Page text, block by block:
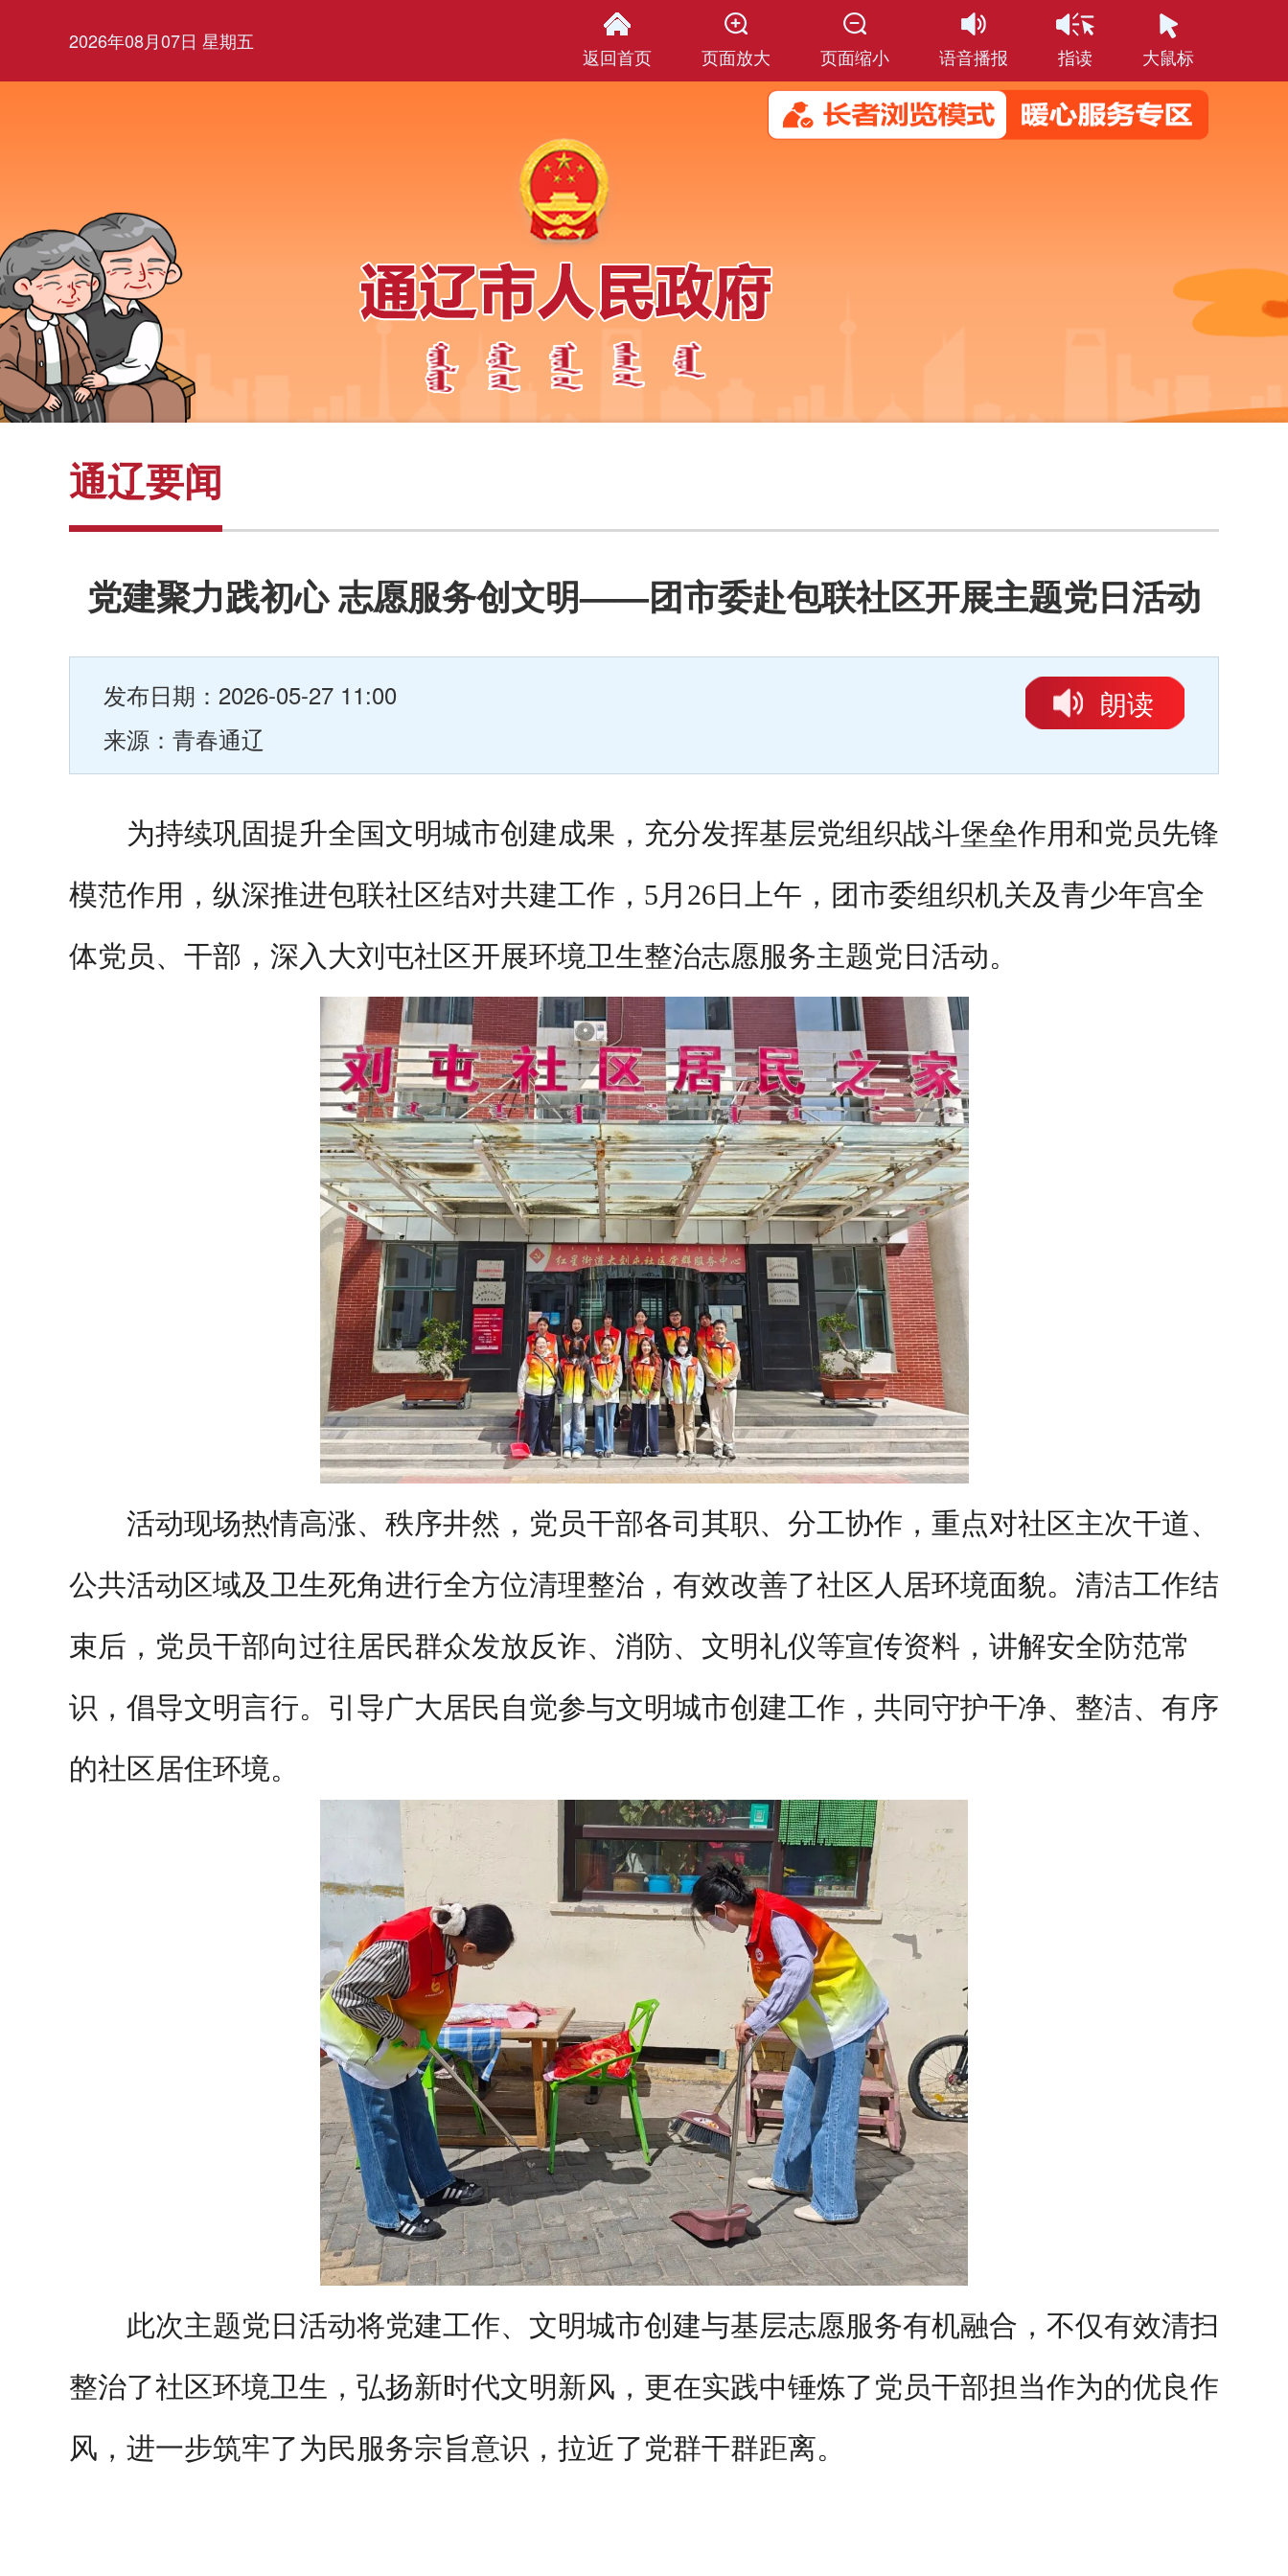
2026年08月07日 星期五
返回首页 页面放大 页面缩小 语音播报 指读 大鼠标
通辽要闻
党建聚力践初心 志愿服务创文明——团市委赴包联社区开展主题党日活动
发布日期：2026-05-27 11:00
来源：青春通辽
朗读
为持续巩固提升全国文明城市创建成果，充分发挥基层党组织战斗堡垒作用和党员先锋
模范作用，纵深推进包联社区结对共建工作，5月26日上午，团市委组织机关及青少年宫全
体党员、干部，深入大刘屯社区开展环境卫生整治志愿服务主题党日活动。
活动现场热情高涨、秩序井然，党员干部各司其职、分工协作，重点对社区主次干道、
公共活动区域及卫生死角进行全方位清理整治，有效改善了社区人居环境面貌。清洁工作结
束后，党员干部向过往居民群众发放反诈、消防、文明礼仪等宣传资料，讲解安全防范常
识，倡导文明言行。引导广大居民自觉参与文明城市创建工作，共同守护干净、整洁、有序
的社区居住环境。
此次主题党日活动将党建工作、文明城市创建与基层志愿服务有机融合，不仅有效清扫
整治了社区环境卫生，弘扬新时代文明新风，更在实践中锤炼了党员干部担当作为的优良作
风，进一步筑牢了为民服务宗旨意识，拉近了党群干群距离。